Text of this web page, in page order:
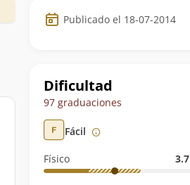
Datos
de
ruta
Publicado el 18-07-2014
Dificultad
97 graduaciones
Fácil
Físico 3.7